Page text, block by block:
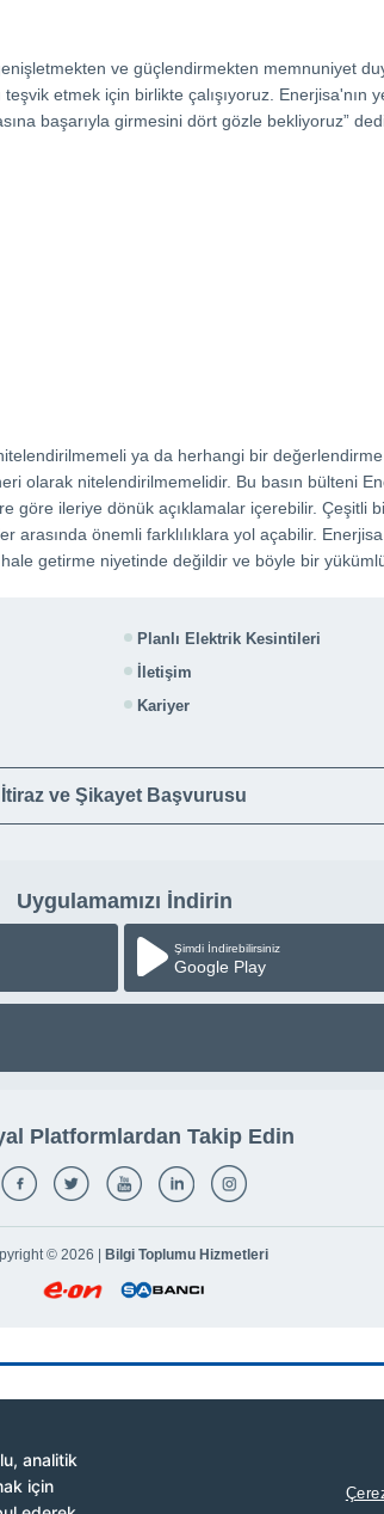
ve güçlendirmekten memnuniyet
etmek için birlikte çalışıyoruz.
başarıyla girmesini dört gözle bekliyoruz”
ya da herhangi bir
olarak nitelendirilmemelidir. Bu basın bülteni
göre ileriye dönük açıklamalar içerebilir.
önemli farklılıklara yol açabilir.
getirme niyetinde değildir ve böyle bir
Planlı Elektrik Kesintileri
İletişim
Kariyer
İtiraz ve Şikayet Başvurusu
Uygulamamızı İndirin
Şimdi İndirebilirsiniz
Google Play
Platformlardan Takip Edin
© 2026 | Bilgi Toplumu Hizmetleri
analitik
için